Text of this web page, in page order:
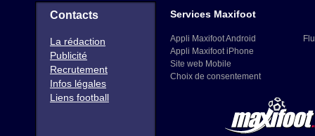
Contacts
La rédaction
Publicité
Recrutement
Infos légales
Liens football
Services Maxifoot
Appli Maxifoot Android
Appli Maxifoot iPhone
Site web Mobile
Choix de consentement